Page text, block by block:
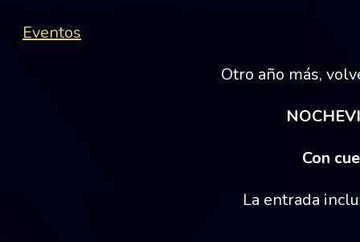
Eventos
Otro año más,
Con
La entrada